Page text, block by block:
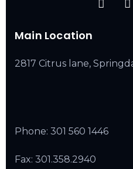
Main Location
2817 Citrus lane,
Phone: 301 560 1446
Fax: 301.358.2940